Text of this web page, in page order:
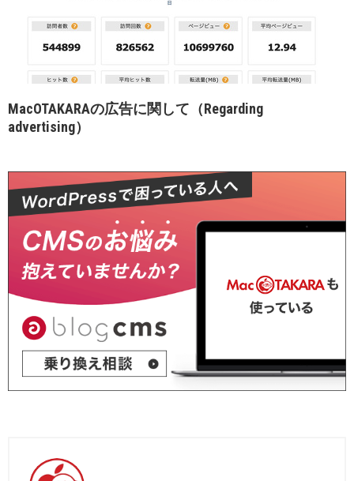
MacOTAKARAの広告に関して（Regarding
advertising）